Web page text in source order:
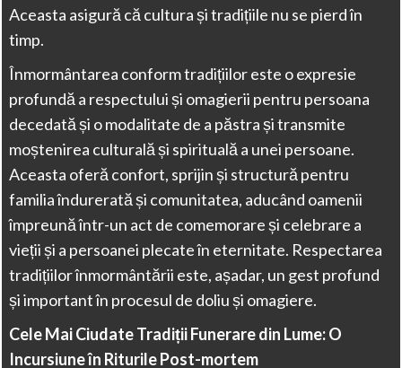
Aceasta asigură că cultura și tradițiile nu se pierd în
timp.
Înmormântarea conform tradițiilor este o expresie
profundă a respectului și omagierii pentru persoana
decedată și o modalitate de a păstra și transmite
moștenirea culturală și spirituală a unei persoane.
Aceasta oferă confort, sprijin și structură pentru
familia îndurerată și comunitatea, aducând oamenii
împreună într-un act de comemorare și celebrare a
vieții și a persoanei plecate în eternitate. Respectarea
tradițiilor înmormântării este, așadar, un gest profund
și important în procesul de doliu și omagiere.
Cele Mai Ciudate Tradiții Funerare din Lume: O
Incursiune în Riturile Post-mortem